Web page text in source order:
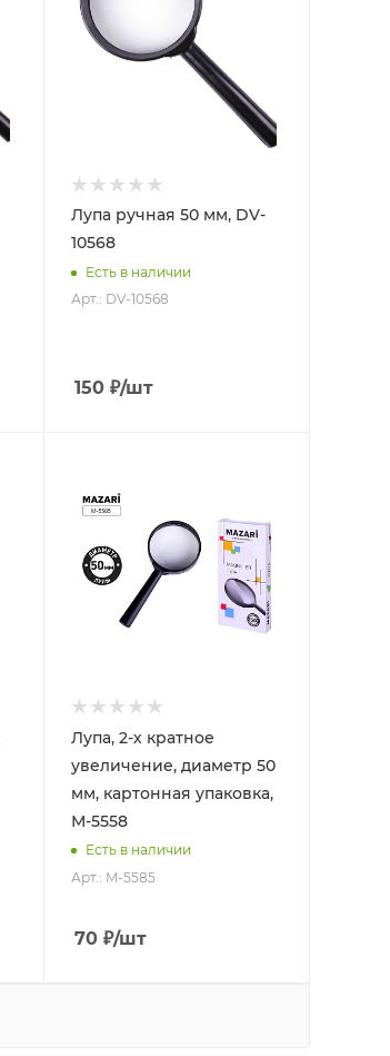
Лупа ручная 50 мм, DV-
10568
Есть в наличии
Арт.: DV-10568
150₽/шт
Лупа, 2-х кратное
увеличение, диаметр 50
мм, картонная упаковка,
М-5558
Есть в наличии
Арт.: M-5585
70₽/шт